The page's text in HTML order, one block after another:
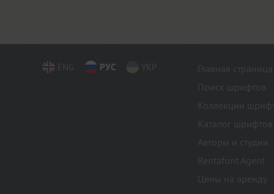
ENG РУС УКР
Главная страница
Поиск шрифтов
Коллекции
Каталог шрифтов
Авторы и студии
Rentafont Agent
Цены на аренду